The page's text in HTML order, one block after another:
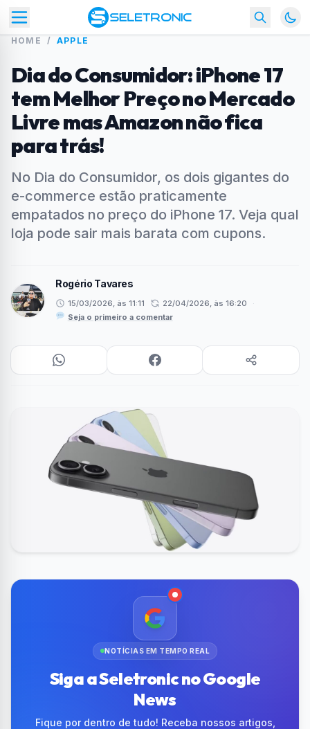
HOME / APPLE
Dia do Consumidor: iPhone 17
tem Melhor Preço no Mercado
Livre mas Amazon não fica
para trás!
No Dia do Consumidor, os dois gigantes do
e-commerce estão praticamente
empatados no preço do iPhone 17. Veja qual
loja pode sair mais barata com cupons.
Rogério Tavares
15/03/2026, às 11:11 22/04/2026, às 16:20
·
Seja o primeiro a comentar
NOTÍCIAS EM TEMPO REAL
Siga a Seletronic no Google
News
Fique por dentro de tudo! Receba nossos artigos,